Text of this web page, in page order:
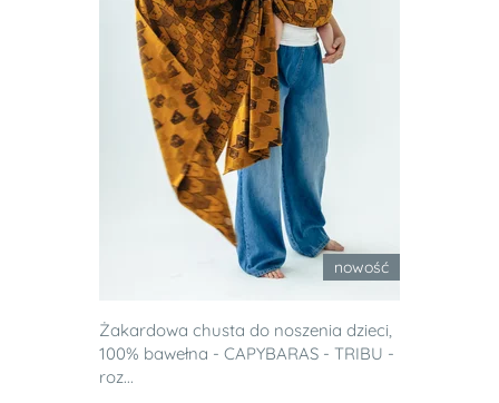
nowość
Żakardowa chusta do noszenia dzieci,
100% bawełna - CAPYBARAS - TRIBU -
roz...